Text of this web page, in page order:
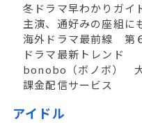
冬ドラマ早わかりガ
主演、通好みの座組に
海外ドラマ最前線 第
ドラマ最新トレンド
bonobo（ボノボ）
課金配信サービス
アイドル